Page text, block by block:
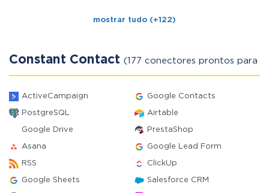
mostrar tudo (+122)
Constant Contact (177 conectores prontos para
ActiveCampaign Google Contacts
PostgreSQL Airtable
Google Drive PrestaShop
Asana Google Lead Form
RSS ClickUp
Google Sheets Salesforce CRM